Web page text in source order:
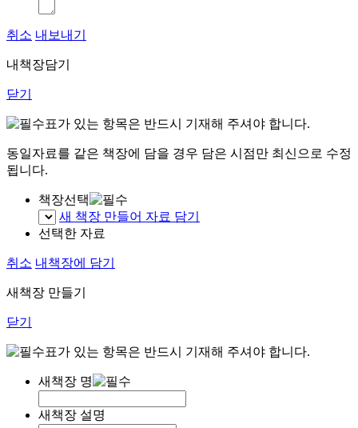
취소 내보내기
내책장담기
닫기
표가 있는 항목은 반드시 기재해 주셔야 합니다.
동일자료를 같은 책장에 담을 경우 담은 시점만 최신으로 수정
됩니다.
책장선택
새 책장 만들어 자료 담기
선택한 자료
취소 내책장에 담기
새책장 만들기
닫기
표가 있는 항목은 반드시 기재해 주셔야 합니다.
새책장 명
새책장 설명